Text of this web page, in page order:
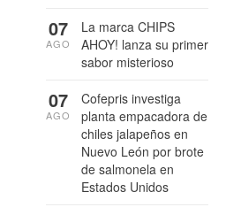
La marca CHIPS
AHOY! lanza su primer
sabor misterioso
07
AGO
Cofepris investiga
planta empacadora de
chiles jalapeños en
Nuevo León por brote
de salmonela en
Estados Unidos
07
AGO